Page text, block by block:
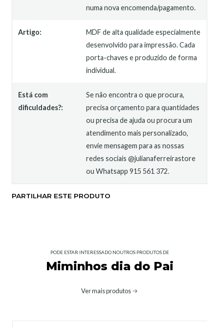
numa nova encomenda/pagamento.
Artigo:
MDF de alta qualidade especialmente
desenvolvido para impressão. Cada
porta-chaves e produzido de forma
individual.
Está com
dificuldades?:
Se não encontra o que procura,
precisa orçamento para quantidades
ou precisa de ajuda ou procura um
atendimento mais personalizado,
envie mensagem para as nossas
redes sociais @julianaferreirastore
ou Whatsapp 915 561 372.
PARTILHAR ESTE PRODUTO
PODE ESTAR INTERESSADO NOUTROS PRODUTOS DE
Miminhos dia do Pai
Ver mais produtos